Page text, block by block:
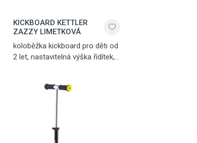
KICKBOARD KETTLER
ZAZZY LIMETKOVÁ
koloběžka kickboard pro děti od
2 let, nastavitelná výška řídítek,
nosnost 50 kg